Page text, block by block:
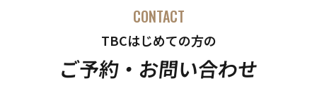
CONTACT
TBCはじめての方の
ご予約・お問い合わせ